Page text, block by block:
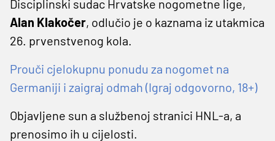
Disciplinski sudac Hrvatske nogometne lige,
Alan Klakočer, odlučio je o kaznama iz utakmica
26. prvenstvenog kola.
Prouči cjelokupnu ponudu za nogomet na
Germaniji i zaigraj odmah (Igraj odgovorno, 18+)
Objavljene sun a službenoj stranici HNL-a, a
prenosimo ih u cijelosti.